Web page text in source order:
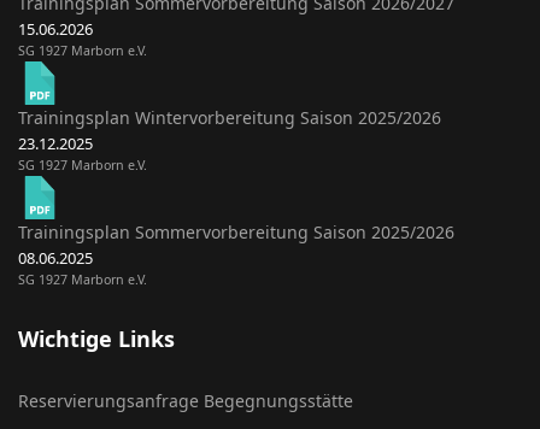
15.06.2026
SG 1927 Marborn e.V.
Trainingsplan Wintervorbereitung Saison 2025/2026
23.12.2025
SG 1927 Marborn e.V.
Trainingsplan Sommervorbereitung Saison 2025/2026
08.06.2025
SG 1927 Marborn e.V.
Wichtige Links
Reservierungsanfrage Begegnungsstätte